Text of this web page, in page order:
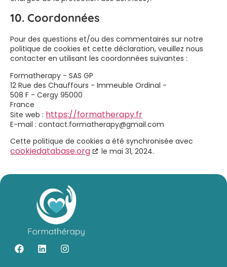
10. Coordonnées
Pour des questions et/ou des commentaires sur notre
politique de cookies et cette déclaration, veuillez nous
contacter en utilisant les coordonnées suivantes :
Formatherapy - SAS GP
12 Rue des Chauffours - Immeuble Ordinal -
508 F - Cergy 95000
France
Site web : https://formatherapy.fr
E-mail : contact.formatherapy@gmail.com
Cette politique de cookies a été synchronisée avec
cookiedatabase.org le mai 31, 2024.